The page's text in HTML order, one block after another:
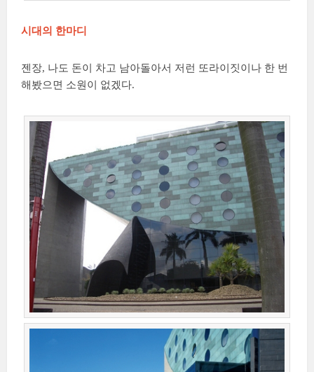
시대의 한마디
젠장, 나도 돈이 차고 남아돌아서 저런 또라이짓이나 한 번
해봤으면 소원이 없겠다.